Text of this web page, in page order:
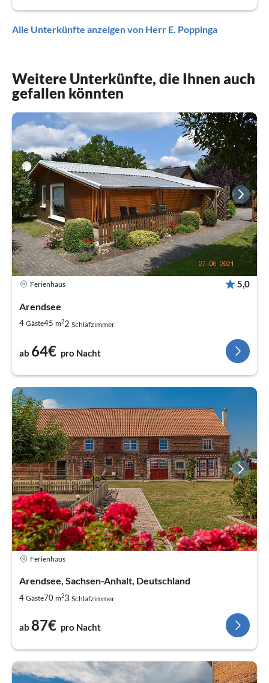
Alle Unterkünfte anzeigen von Herr E. Poppinga
Weitere Unterkünfte, die Ihnen auch
gefallen könnten
Ferienhaus 5,0
Arendsee
4 Gäste45 m22 Schlafzimmer
ab 64€ pro Nacht
Ferienhaus
Arendsee, Sachsen-Anhalt, Deutschland
4 Gäste70 m23 Schlafzimmer
ab 87€ pro Nacht